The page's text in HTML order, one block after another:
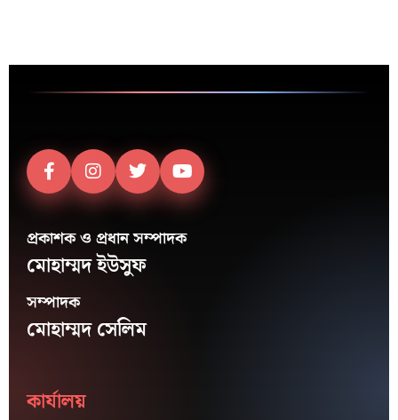
প্রকাশক ও প্রধান সম্পাদক
মোহাম্মদ ইউসুফ
সম্পাদক
মোহাম্মদ সেলিম
কার্যালয়